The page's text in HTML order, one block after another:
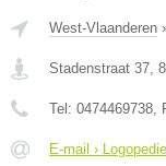
West-Vlaanderen
Stadenstraat 37
Tel: 0474469738
E-mail ›